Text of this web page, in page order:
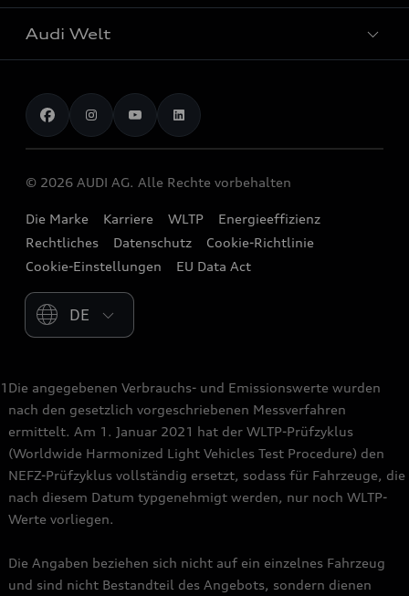
Sofort verfügbare Neuwagen
Geschäftskunden
Audi Services
Audi digital services
myAudi
Garantie & Unterstützung
Kontakt
Probefahrt anfragen
Audi Welt
Stories of Progress
Audi quattro Cup
© 2026 AUDI AG. Alle Rechte vorbehalten
Die Marke Karriere WLTP
Energieeffizienz
Rechtliches
Datenschutz
Cookie-Richtlinie
Cookie-Einstellungen
EU Data Act
Please select country
1 Die angegebenen Verbrauchs- und Emissionswerte wurden
nach den gesetzlich vorgeschriebenen Messverfahren
ermittelt. Am 1. Januar 2021 hat der WLTP-Prüfzyklus
(Worldwide Harmonized Light Vehicles Test Procedure) den
NEFZ-Prüfzyklus vollständig ersetzt, sodass für Fahrzeuge, die
nach diesem Datum typgenehmigt werden, nur noch WLTP-
Werte vorliegen.
Die Angaben beziehen sich nicht auf ein einzelnes Fahrzeug
und sind nicht Bestandteil des Angebots, sondern dienen